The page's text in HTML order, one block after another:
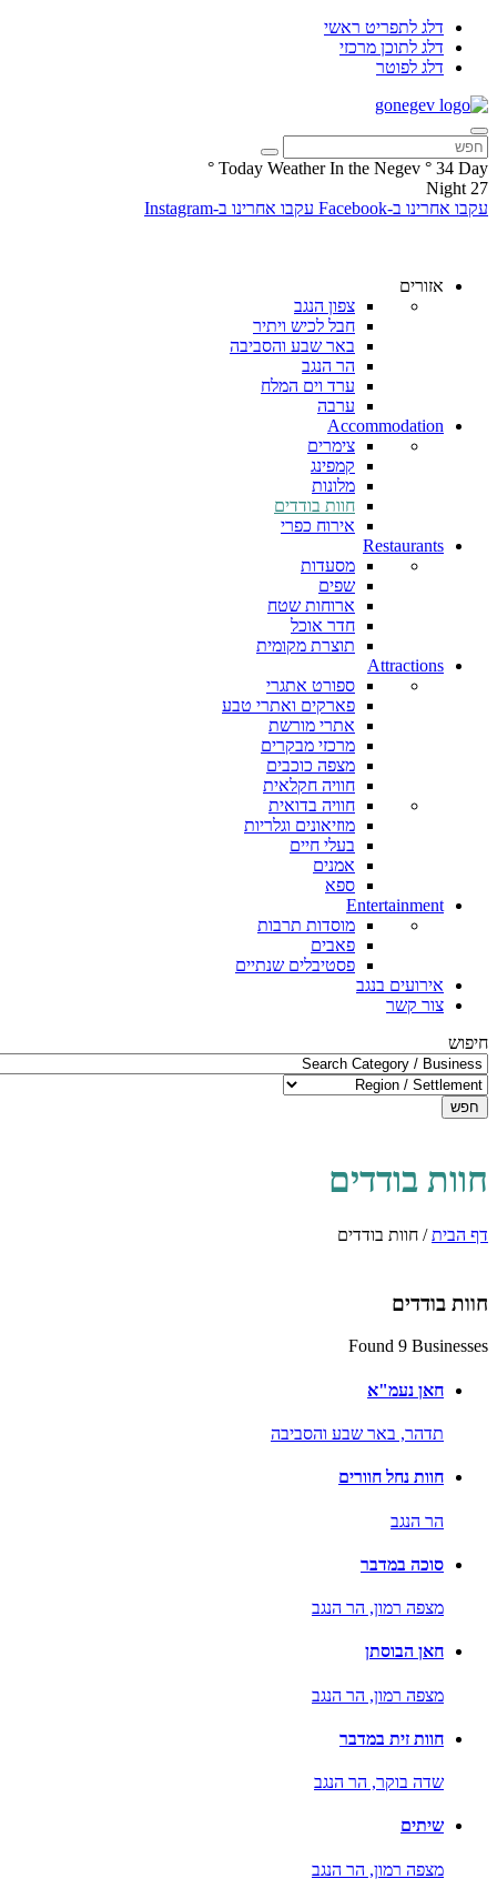
דלג לתפריט ראשי
דלג לתוכן מרכזי
דלג לפוטר
Today Weather In the Negev ° 34 Day
°
27
Night
עקבו אחרינו ב-Facebook
עקבו אחרינו ב-Instagram
אזורים
צפון הנגב
חבל לכיש ויתיר
באר שבע והסביבה
הר הנגב
ערד וים המלח
ערבה
Accommodation
צימרים
קמפינג
מלונות
חוות בודדים
אירוח כפרי
Restaurants
מסעדות
שפים
ארוחות שטח
חדר אוכל
תוצרת מקומית
Attractions
ספורט אתגרי
פארקים ואתרי טבע
אתרי מורשת
מרכזי מבקרים
מצפה כוכבים
חוויה חקלאית
חוויה בדואית
מוזיאונים וגלריות
בעלי חיים
אמנים
ספא
Entertainment
מוסדות תרבות
פאבים
פסטיבלים שנתיים
אירועים בנגב
צור קשר
חיפוש
חפש
חוות בודדים
דף הבית/ חוות בודדים
חוות בודדים
Found 9 Businesses
חאן נעמ"א
תדהר, באר שבע והסביבה
חוות נחל חוורים
הר הנגב
סוכה במדבר
מצפה רמון, הר הנגב
חאן הבוסתן
מצפה רמון, הר הנגב
חוות זית במדבר
שדה בוקר, הר הנגב
שיתים
מצפה רמון, הר הנגב